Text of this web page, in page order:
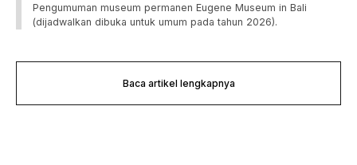
Pengumuman museum permanen Eugene Museum in Bali
(dijadwalkan dibuka untuk umum pada tahun 2026).
Baca artikel lengkapnya